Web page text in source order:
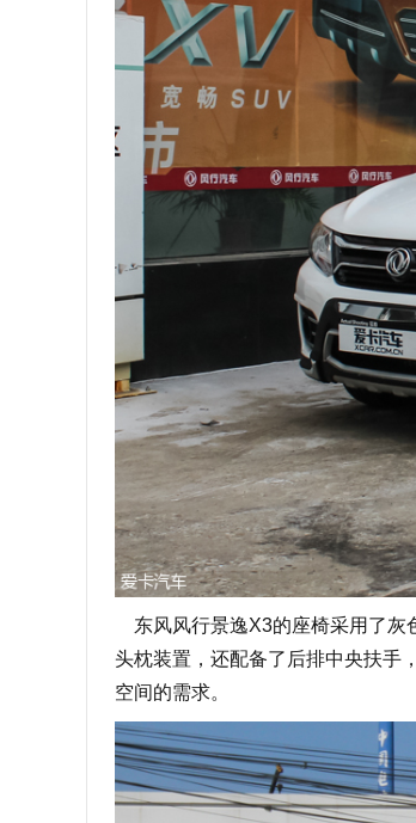
东风风行景逸X3的座椅采用了灰
头枕装置，还配备了后排中央扶手
空间的需求。